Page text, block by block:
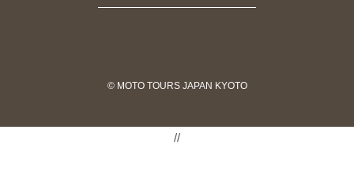
© MOTO TOURS JAPAN KYOTO
//